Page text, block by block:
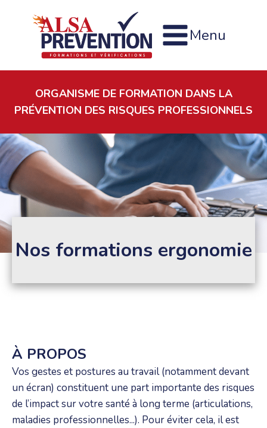
Menu
ORGANISME DE FORMATION DANS LA
PRÉVENTION DES RISQUES PROFESSIONNELS
Nos formations ergonomie
À PROPOS
Vos gestes et postures au travail (notamment devant
un écran) constituent une part importante des risques
de l’impact sur votre santé à long terme (articulations,
maladies professionnelles...). Pour éviter cela, il est